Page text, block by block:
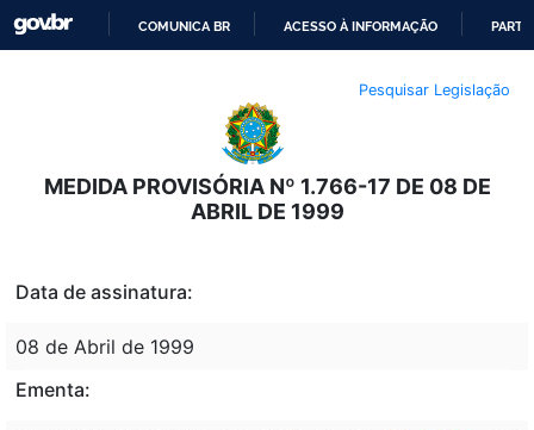
O
CONTEÚDO
COMUNICA BR ACESSO À INFORMAÇÃO
Pesquisar Legislação
MEDIDA PROVISÓRIA Nº 1.766-17 DE 08 DE
ABRIL DE 1999
Data de assinatura:
08 de Abril de 1999
Ementa: